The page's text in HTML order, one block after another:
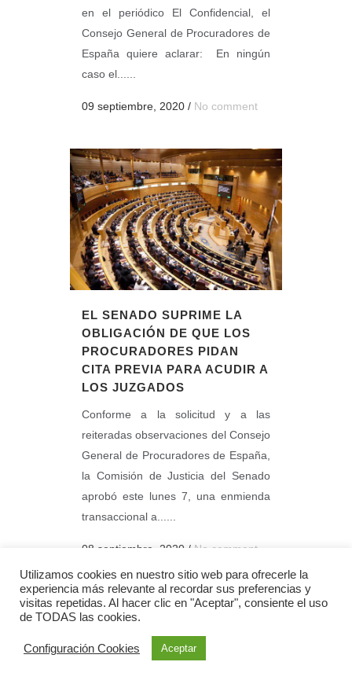
en el periódico El Confidencial, el
Consejo General de Procuradores de
España quiere aclarar: En ningún
caso el......
09 septiembre, 2020 / No comment
EL SENADO SUPRIME LA
OBLIGACIÓN DE QUE LOS
PROCURADORES PIDAN
CITA PREVIA PARA ACUDIR A
LOS JUZGADOS
Conforme a la solicitud y a las
reiteradas observaciones del Consejo
General de Procuradores de España,
la Comisión de Justicia del Senado
aprobó este lunes 7, una enmienda
transaccional a......
08 septiembre, 2020 / No comment
Utilizamos cookies en nuestro sitio web para ofrecerle la
experiencia más relevante al recordar sus preferencias y
visitas repetidas. Al hacer clic en "Aceptar", consiente el uso
de TODAS las cookies.
Configuración Cookies Aceptar